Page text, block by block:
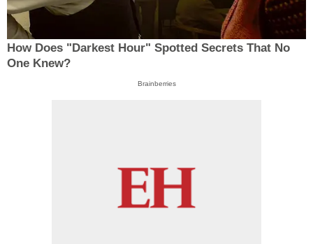
How Does "Darkest Hour" Spotted Secrets That No
One Knew?
Brainberries